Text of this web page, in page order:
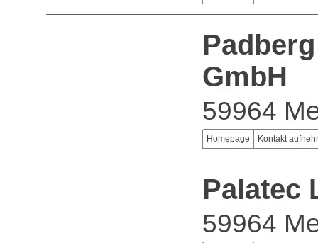
GmbH
59964
Homepage Kontakt
Palatec
59964